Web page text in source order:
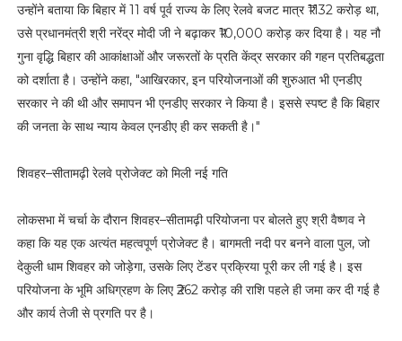
उन्होंने बताया कि बिहार में 11 वर्ष पूर्व राज्य के लिए रेलवे बजट मात्र ₹1132 करोड़ था,
उसे प्रधानमंत्री श्री नरेंद्र मोदी जी ने बढ़ाकर ₹10,000 करोड़ कर दिया है। यह नौ
गुना वृद्धि बिहार की आकांक्षाओं और जरूरतों के प्रति केंद्र सरकार की गहन प्रतिबद्धता
को दर्शाता है। उन्होंने कहा, "आखिरकार, इन परियोजनाओं की शुरुआत भी एनडीए
सरकार ने की थी और समापन भी एनडीए सरकार ने किया है। इससे स्पष्ट है कि बिहार
की जनता के साथ न्याय केवल एनडीए ही कर सकती है।"
शिवहर–सीतामढ़ी रेलवे प्रोजेक्ट को मिली नई गति
लोकसभा में चर्चा के दौरान शिवहर–सीतामढ़ी परियोजना पर बोलते हुए श्री वैष्णव ने
कहा कि यह एक अत्यंत महत्वपूर्ण प्रोजेक्ट है। बागमती नदी पर बनने वाला पुल, जो
देकुली धाम शिवहर को जोड़ेगा, उसके लिए टेंडर प्रक्रिया पूरी कर ली गई है। इस
परियोजना के भूमि अधिग्रहण के लिए ₹262 करोड़ की राशि पहले ही जमा कर दी गई है
और कार्य तेजी से प्रगति पर है।